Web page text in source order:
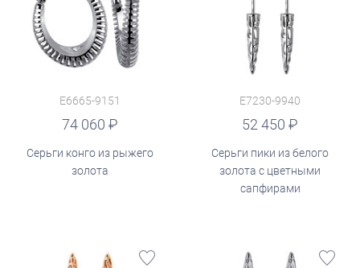
E6665-9151
74 060
Серьги конго из рыжего
золота
E7230-9940
52 450
Серьги пики из белого
золота с цветными
сапфирами